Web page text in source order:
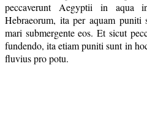
peccaverunt Aegyptii in aqua
Hebraeorum, ita per aquam
mari submergente eos. Et sicut
fundendo, ita etiam puniti sunt in
fluvius pro potu.